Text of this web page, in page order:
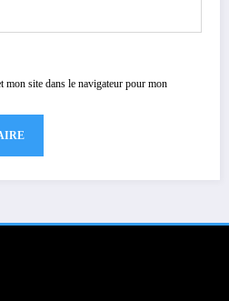
mon site dans le navigateur pour mon